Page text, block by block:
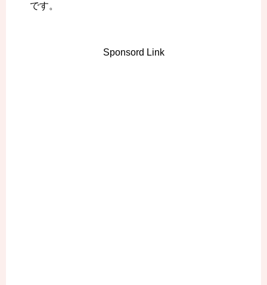
です。
Sponsord Link